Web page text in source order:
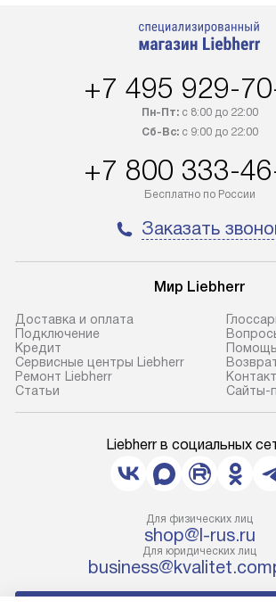
+7 495 929-
Пн-Пт:с 8:00 до 22:00
Сб-Вс:с 9:00 до 22:00
+7 800 333-
Бесплатно по России
Заказать
Мир Liebherr
Доставка и оплата
Подключение
Кредит
Сервисные центры Liebherr
Ремонт Liebherr
Cтатьи
Помощь
Сайты-
Liebherr в социальных
Для физических лиц
shop@l-rus.ru
Для юридических лиц